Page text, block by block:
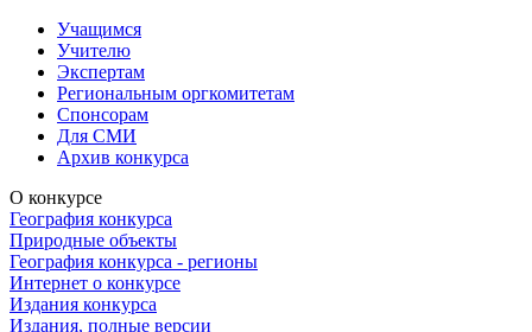
Учащимся
Учителю
Экспертам
Региональным оргкомитетам
Спонсорам
Для СМИ
Архив конкурса
О конкурсе
География конкурса
Природные объекты
География конкурса - регионы
Интернет о конкурсе
Издания конкурса
Издания, полные версии